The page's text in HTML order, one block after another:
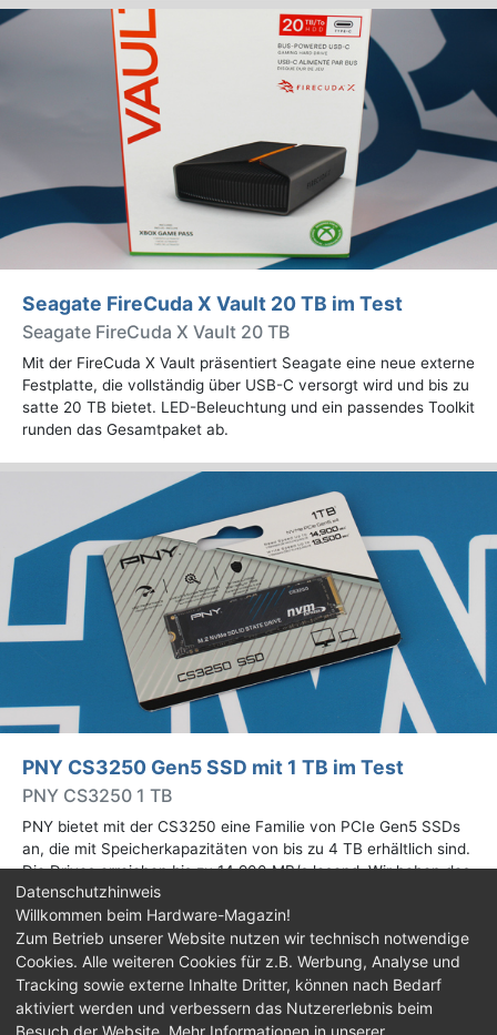
Seagate FireCuda X Vault 20 TB im Test
Seagate FireCuda X Vault 20 TB
Mit der FireCuda X Vault präsentiert Seagate eine neue externe
Festplatte, die vollständig über USB-C versorgt wird und bis zu
satte 20 TB bietet. LED-Beleuchtung und ein passendes Toolkit
runden das Gesamtpaket ab.
PNY CS3250 Gen5 SSD mit 1 TB im Test
PNY CS3250 1 TB
PNY bietet mit der CS3250 eine Familie von PCIe Gen5 SSDs
an, die mit Speicherkapazitäten von bis zu 4 TB erhältlich sind.
Die Drives erreichen bis zu 14.900 MB/s lesend. Wir haben das
1-TB-Modell getestet.
Impressum |Kontakt|Jobs |Datenschutz|
Consent‑Einstellungen|Haftungsausschluss
Feed Facebook YouTube
Datenschutzhinweis
Willkommen beim Hardware-Magazin!
Zum Betrieb unserer Website nutzen wir technisch notwendige
Cookies. Alle weiteren Cookies für z.B. Werbung, Analyse und
Tracking sowie externe Inhalte Dritter, können nach Bedarf
aktiviert werden und verbessern das Nutzererlebnis beim
Besuch der Website. Mehr Informationen in unserer